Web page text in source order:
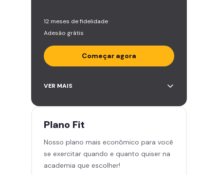
12 meses de fidelidade
Adesão grátis
Começar agora
Acesso ilimitado a +2.000
Leve 5 amigos por mês para
Cadeira de massagem
Área de musculação e aeróbicos
Smart Fit App
VER MAIS
Plano Fit
Nosso plano mais econômico para você
se exercitar quando e quanto quiser na
academia que escolher!